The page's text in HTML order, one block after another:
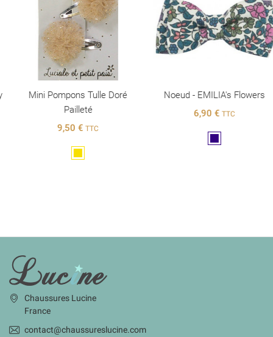
Mini Pompons Tulle Doré
Pailleté
9,50 €TTC
Noeud - EMILIA's Flowers
6,90 €TTC
INFORMATIONS
Chaussures Lucine
France
contact@chaussureslucine.com